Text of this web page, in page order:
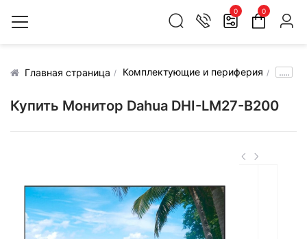
0 0
Главная страница Комплектующие и периферия .....
Купить Монитор Dahua DHI-LM27-B200